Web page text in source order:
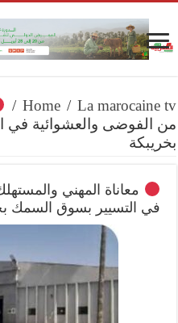
Home / La marocaine tv
/
من الفوضى والعشوائية في
بخريبكة
معاناة المهني
في التسيير بسوق السمك